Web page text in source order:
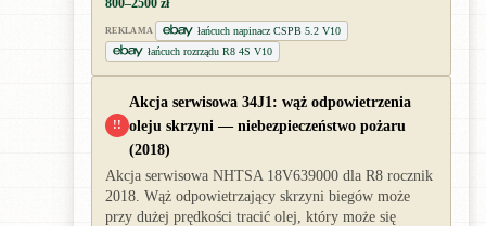
REKLAMA
łańcuch napinacz CSPB 5.2 V10
łańcuch rozrządu R8 4S V10
!!
Akcja serwisowa 34J1: wąż odpowietrzenia
oleju skrzyni — niebezpieczeństwo pożaru
(2018)
Akcja serwisowa NHTSA 18V639000 dla R8 rocznik
2018. Wąż odpowietrzający skrzyni biegów może
przy dużej prędkości tracić olej, który może się